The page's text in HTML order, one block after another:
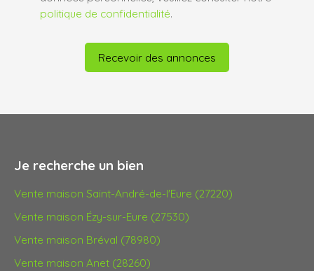
politique de confidentialité.
Recevoir des annonces
Je recherche un bien
Vente maison Saint-André-de-l'Eure (27220)
Vente maison Ézy-sur-Eure (27530)
Vente maison Bréval (78980)
Vente maison Anet (28260)